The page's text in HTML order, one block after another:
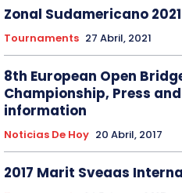
Zonal Sudamericano
Tournaments 27 Abril, 2021
8th European Open
Championship, Press
information
Noticias De Hoy 20 Abril, 2017
2017 Marit Sveaas